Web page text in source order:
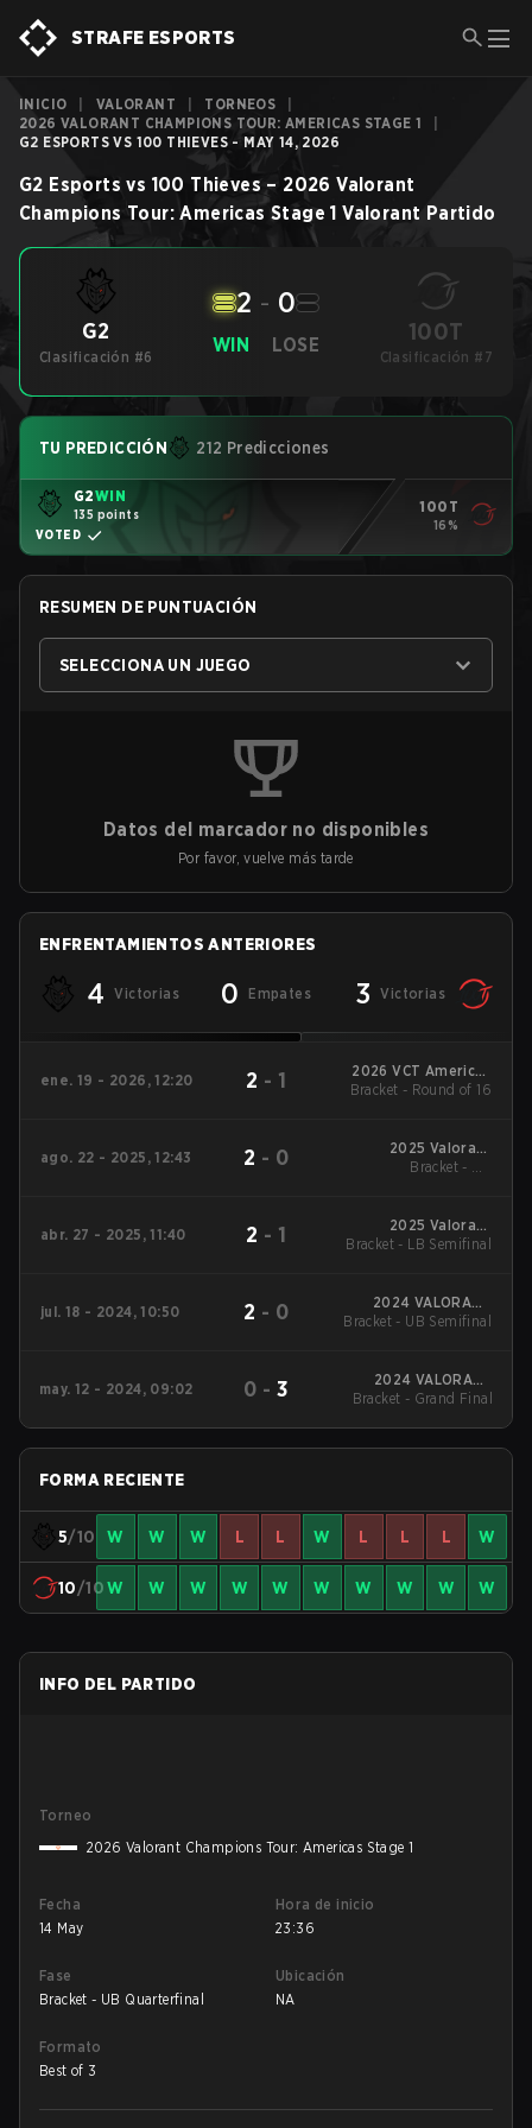
STRAFE ESPORTS
INICIO VALORANT TORNEOS
2026 VALORANT CHAMPIONS TOUR: AMERICAS STAGE 1
G2 ESPORTS VS 100 THIEVES - MAY 14, 2026
G2 Esports vs 100 Thieves – 2026 Valorant
Champions Tour: Americas Stage 1 Valorant Partido
G2
Clasificación #6
WIN
2 - 0
LOSE 100T
Clasificación #7
TU PREDICCIÓN 212 Predicciones
G2WIN
135 points
VOTED
100T
16%
RESUMEN DE PUNTUACIÓN
SELECCIONA UN JUEGO
Datos del marcador no disponibles
Por favor, vuelve más tarde
ENFRENTAMIENTOS ANTERIORES
4 Victorias 0 Empates 3 Victorias
ene. 19 - 2026, 12:20 2 - 1
2026 VCT Americas
Kickoff
Bracket - Round of 16
ago. 22 - 2025, 12:43 2 - 0
2025 Valorant
Champions Tour:
Bracket - UB
abr. 27 - 2025, 11:40 2 - 1
2025 Valorant
Champions Tour:
Bracket - LB Semifinal
jul. 18 - 2024, 10:50 2 - 0
2024 VALORANT
Champions Tour:
Bracket - UB Semifinal
may. 12 - 2024, 09:02 0 - 3
2024 VALORANT
Champions Tour:
Bracket - Grand Final
FORMA RECIENTE
5/10 W W W L L W L L L W
10/10W W W W W W W W W W
INFO DEL PARTIDO
Torneo
2026 Valorant Champions Tour: Americas Stage 1
Fecha
14 May
Hora de inicio
23:36
Fase
Bracket - UB Quarterfinal
Ubicación
NA
Formato
Best of 3